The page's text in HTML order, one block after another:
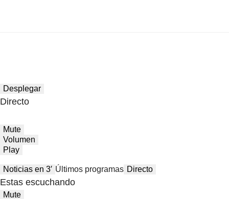
Desplegar
Directo
Mute
Volumen
Play
Noticias en 3′ Últimos programas Directo
Estas escuchando
Mute